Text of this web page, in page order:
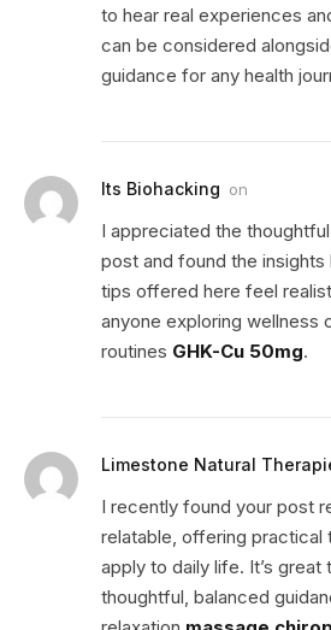
to hear real experiences
can be considered
guidance for any health
Its Biohacking on
I appreciated the
post and found the
tips offered here feel
anyone exploring wellness
routines GHK-Cu 50mg.
Limestone Natural
I recently found your post
relatable, offering practical
apply to daily life. It’s great
thoughtful, balanced